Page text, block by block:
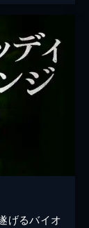
げるバイオ